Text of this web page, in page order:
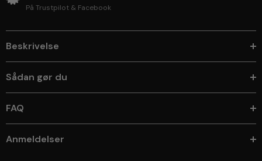
På Trustpilot & Facebook
Beskrivelse
Sådan gør du
FAQ
Anmeldelser